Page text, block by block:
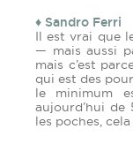
♦ Sandro Ferri
Il est vrai que
— mais aussi
mais c’est
qui est des
le minimum
aujourd’hui de
les poches, cela